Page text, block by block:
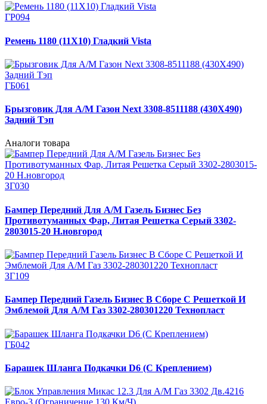
ГР094
Ремень 1180 (11Х10) Гладкий Vista
ГБ061
Брызговик Для А/М Газон Next 3308-8511188 (430Х490)
Задний Тэп
Аналоги товара
ЗГ030
Бампер Передний Для А/М Газель Бизнес Без
Противотуманных Фар, Литая Решетка Серый 3302-
2803015-20 Н.новгород
ЗГ109
Бампер Передний Газель Бизнес В Сборе С Решеткой И
Эмблемой Для А/М Газ 3302-280301220 Технопласт
ГБ042
Барашек Шланга Подкачки D6 (С Креплением)